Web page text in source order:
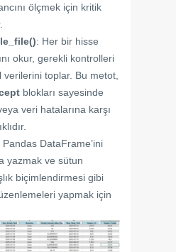
ölçmek için kritik
: Her bir hisse
okur, gerekli kontrolleri
toplar. Bu metot,
blokları sayesinde
veri hatalarına karşı
Pandas DataFrame’ini
yazmak ve sütun
biçimlendirmesi gibi
yapmak için